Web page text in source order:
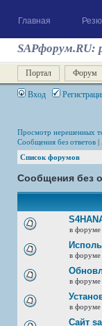
Главная
SAPфорум.RU:
Портал Форум
Вход
Просмотр нерешенных
Сообщения без ответов |
Список форумов
Сообщения без
в форуме
в форуме
в форуме
в форуме
Сайт